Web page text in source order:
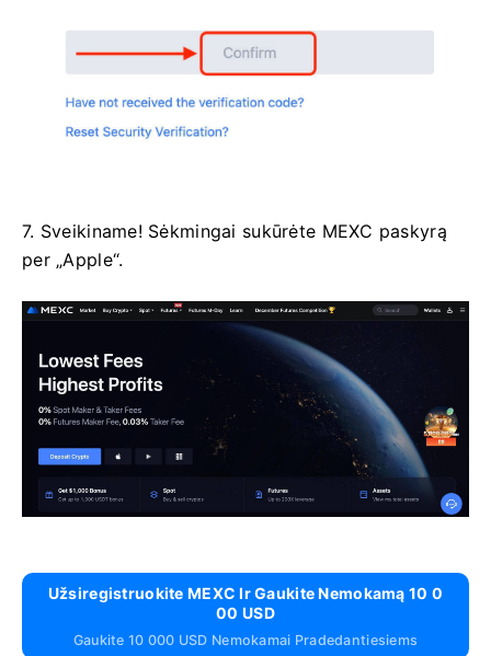
7. Sveikiname! Sėkmingai sukūrėte MEXC paskyrą
per „Apple“.
Užsiregistruokite MEXC Ir Gaukite Nemokamą 10 0
00 USD
Gaukite 10 000 USD Nemokamai Pradedantiesiems